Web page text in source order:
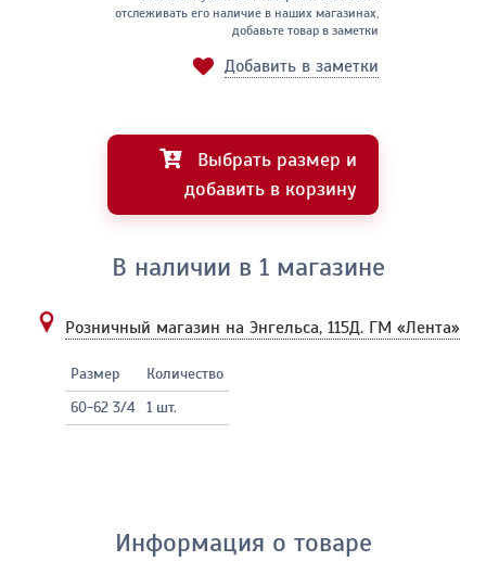
отслеживать его наличие в наших магазинах,
добавьте товар в заметки
Добавить в заметки
Выбрать размер и
добавить в корзину
В наличии в 1 магазине
Розничный магазин на Энгельса, 115Д. ГМ «Лента»
Размер
Количество
60-62 3/4
1 шт.
Информация о товаре